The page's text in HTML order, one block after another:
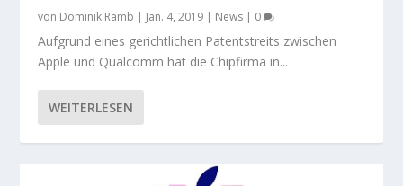
von Dominik Ramb | Jan. 4, 2019 | News | 0
Aufgrund eines gerichtlichen Patentstreits zwischen
Apple und Qualcomm hat die Chipfirma in...
WEITERLESEN